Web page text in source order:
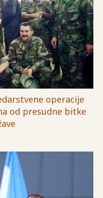
operacije
od presudne bitke